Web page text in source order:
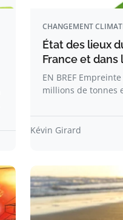
CHANGEMENT
État des lieux
France et dans
EN BREF
millions de tonnes
Kévin Girard